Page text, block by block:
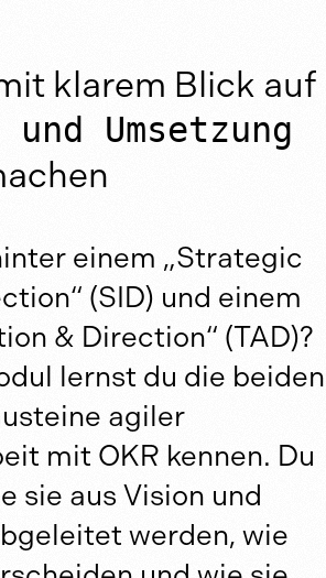
klarem Blick auf
Umsetzung
einem „Strategic
(SID) und einem
& Direction“ (TAD)?
lernst du die beiden
agiler
mit OKR kennen. Du
sie aus Vision und
werden, wie